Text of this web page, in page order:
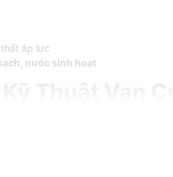
thất áp lực
nước sinh hoạt